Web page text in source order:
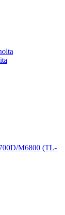
M6800 (TL-